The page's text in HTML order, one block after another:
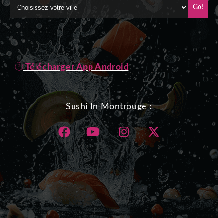
Go!
Télécharger App Android
Sushi In Montrouge :